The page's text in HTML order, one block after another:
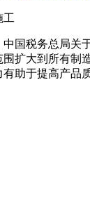
税务总局关于
扩大到所有制
助于提高产品